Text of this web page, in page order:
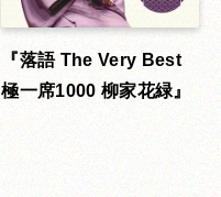
落語 The Very Best
極一席1000 柳家花緑